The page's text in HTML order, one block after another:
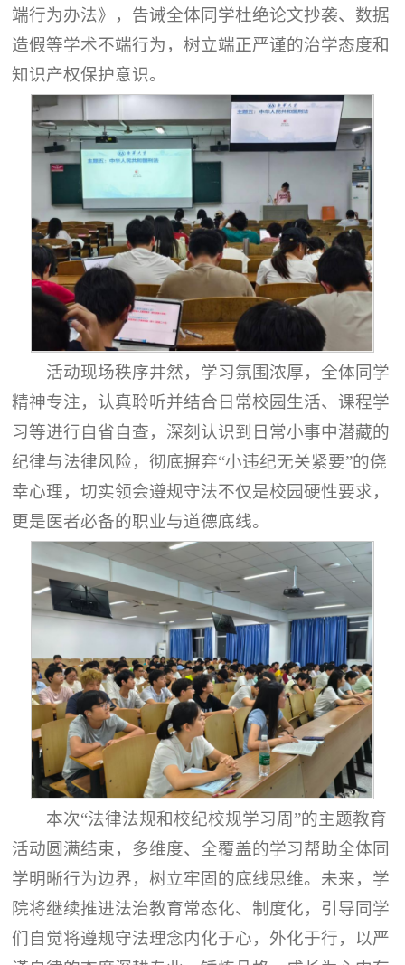
端行为办法》，告诫全体同学杜绝论文抄袭、数据
造假等学术不端行为，树立端正严谨的治学态度和
知识产权保护意识。
活动现场秩序井然，学习氛围浓厚，全体同学
精神专注，认真聆听并结合日常校园生活、课程学
习等进行自省自查，深刻认识到日常小事中潜藏的
纪律与法律风险，彻底摒弃“小违纪无关紧要”的侥
幸心理，切实领会遵规守法不仅是校园硬性要求，
更是医者必备的职业与道德底线。
本次“法律法规和校纪校规学习周”的主题教育
活动圆满结束，多维度、全覆盖的学习帮助全体同
学明晰行为边界，树立牢固的底线思维。未来，学
院将继续推进法治教育常态化、制度化，引导同学
们自觉将遵规守法理念内化于心，外化于行，以严